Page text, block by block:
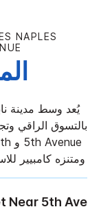
NAPLES
يُعد وسط مدينة
بالتسوق الراقي
ومتنزه كامبيير